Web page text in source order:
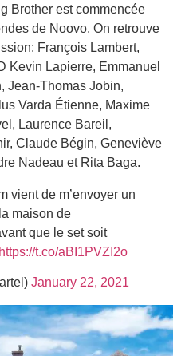
Brother est commencée
de Noovo. On retrouve
François Lambert,
Kevin Lapierre, Emmanuel
Jean-Thomas Jobin,
Varda Étienne, Maxime
Laurence Bareil,
Claude Bégin, Geneviève
Nadeau et Rita Baga.
vient de m’envoyer un
maison de
que le set soit
https://t.co/aBI1PVZI2o
January 22, 2021